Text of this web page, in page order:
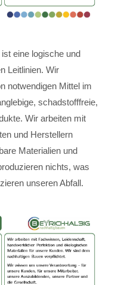
eine logische und
Leitlinien. Wir
notwendigen Mittel im
schadstofffreie,
Wir arbeiten mit
und Herstellern
Materialien und
nichts, was
unseren Abfall.